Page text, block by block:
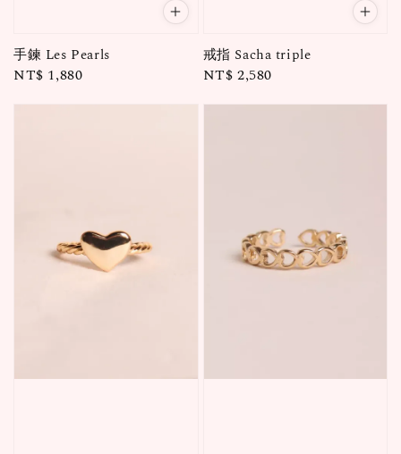
手鍊 Les Pearls
Regular
NT$ 1,880
戒指 Sacha triple
Regular
NT$ 2,580